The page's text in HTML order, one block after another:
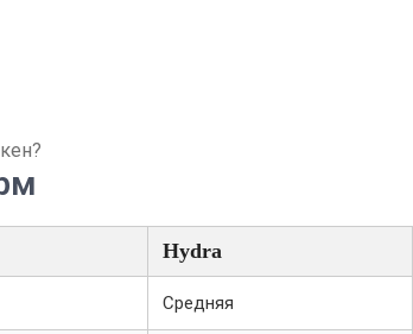
Hydra
Средняя